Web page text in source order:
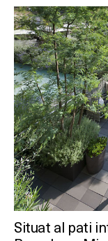
Situat al pati